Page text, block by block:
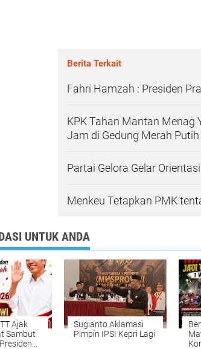
Berita Terkait
Fahri Hamzah : Presiden
KPK Tahan Mantan Menag
Jam di Gedung Merah Putih
Partai Gelora Gelar
Menkeu Tetapkan PMK
UNTUK ANDA
Ajak
Sambut
Sugianto Aklamasi
Pimpin IPSI Kepri Lagi